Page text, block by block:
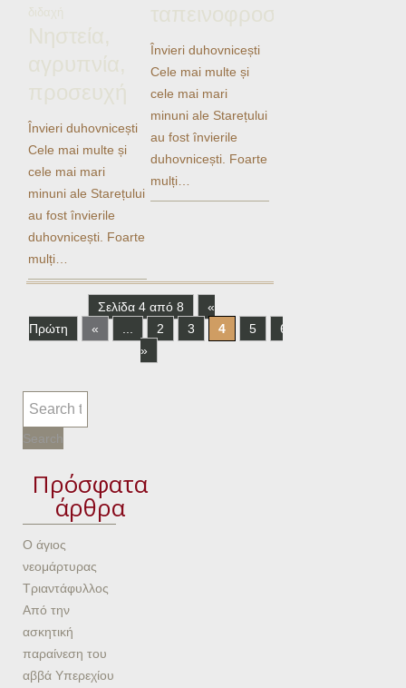
διδαχή
Νηστεία,
αγρυπνία,
προσευχή
Învieri duhovnicești
Cele mai multe și
cele mai mari
minuni ale Starețului
au fost învierile
duhovnicești. Foarte
mulți…
ταπεινοφροσύνη
Învieri duhovnicești
Cele mai multe și
cele mai mari
minuni ale Starețului
au fost învierile
duhovnicești. Foarte
mulți…
Σελίδα 4 από 8
«
Πρώτη
« 2 3 4 5 6
»
Πρόσφατα
άρθρα
Ο άγιος
νεομάρτυρας
Τριαντάφυλλος
Από την
ασκητική
παραίνεση του
αββά Υπερεχίου